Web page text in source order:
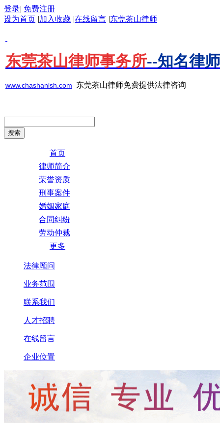
登录| 免费注册
设为首页 |加入收藏 |在线留言 |东莞茶山律师
东莞茶山律师事务所--知名律
www.chashanlsh.com 东莞茶山律师免费提供法律咨询
首页
律师简介
荣誉资质
刑事案件
婚姻家庭
合同纠纷
劳动仲裁
更多
法律顾问
业务范围
联系我们
人才招聘
在线留言
企业位置